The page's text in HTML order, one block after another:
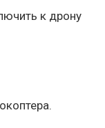
к дрону